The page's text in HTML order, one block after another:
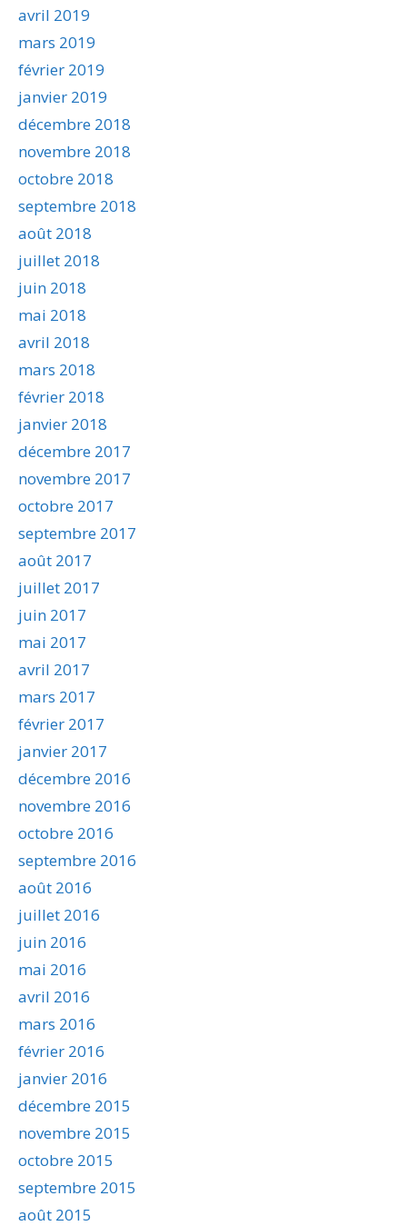
avril 2019
mars 2019
février 2019
janvier 2019
décembre 2018
novembre 2018
octobre 2018
septembre 2018
août 2018
juillet 2018
juin 2018
mai 2018
avril 2018
mars 2018
février 2018
janvier 2018
décembre 2017
novembre 2017
octobre 2017
septembre 2017
août 2017
juillet 2017
juin 2017
mai 2017
avril 2017
mars 2017
février 2017
janvier 2017
décembre 2016
novembre 2016
octobre 2016
septembre 2016
août 2016
juillet 2016
juin 2016
mai 2016
avril 2016
mars 2016
février 2016
janvier 2016
décembre 2015
novembre 2015
octobre 2015
septembre 2015
août 2015